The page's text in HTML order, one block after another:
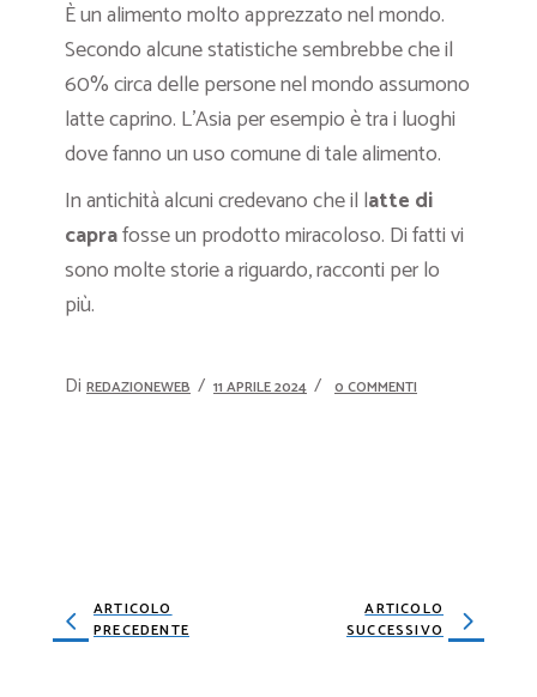
È un alimento molto apprezzato nel mondo.
Secondo alcune statistiche sembrebbe che il
60% circa delle persone nel mondo assumono
latte caprino. L’Asia per esempio è tra i luoghi
dove fanno un uso comune di tale alimento.
In antichità alcuni credevano che il latte di
caprafosse un prodotto miracoloso. Di fatti vi
sono molte storie a riguardo, racconti per lo
più.
Di REDAZIONEWEB 11 APRILE 2024 0 COMMENTI
ARTICOLO
PRECEDENTE
ARTICOLO
SUCCESSIVO